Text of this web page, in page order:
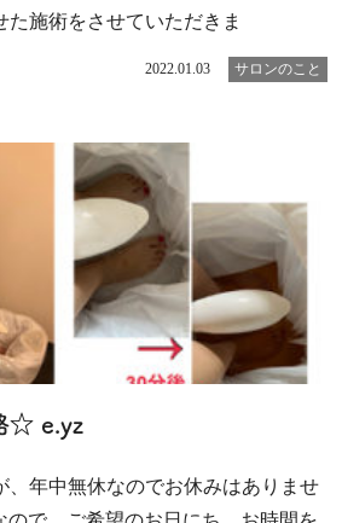
施術をさせていただきま
2022.01.03 サロンのこと
☆ e.yz
、年中無休なのでお休みはありませ